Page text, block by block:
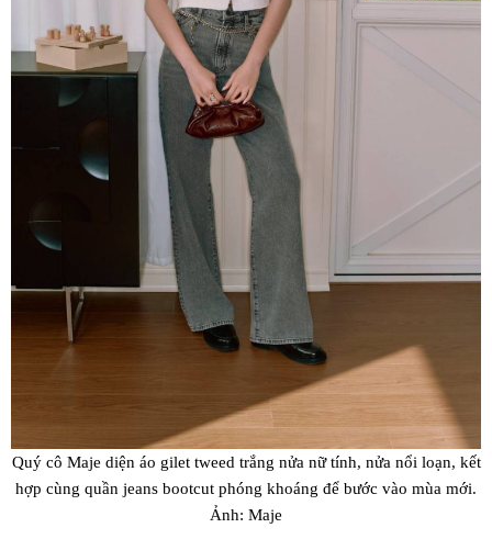
Quý cô Maje diện áo gilet tweed trắng nửa nữ tính, nửa nổi loạn, kết
hợp cùng quần jeans bootcut phóng khoáng để bước vào mùa mới.
Ảnh: Maje